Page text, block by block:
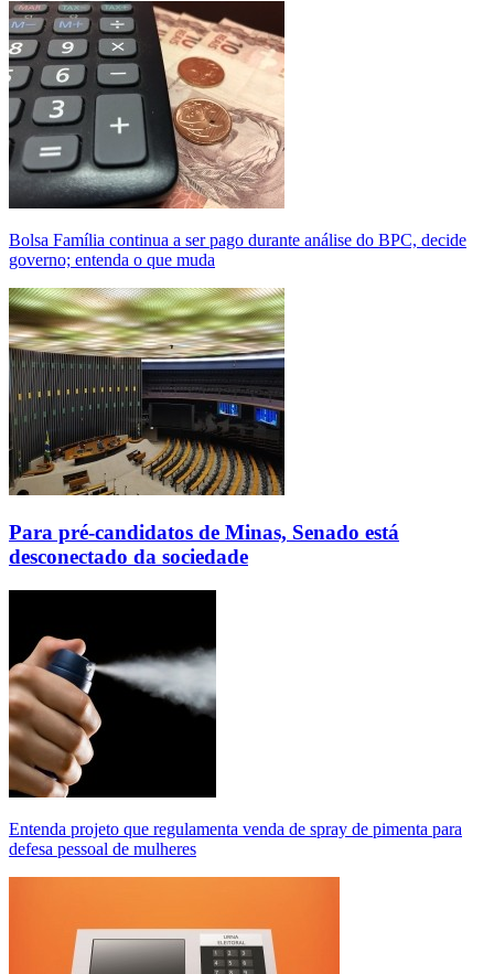
Bolsa Família continua a ser pago durante análise do BPC, decide
governo; entenda o que muda
Para pré-candidatos de Minas, Senado está
desconectado da sociedade
Entenda projeto que regulamenta venda de spray de pimenta para
defesa pessoal de mulheres